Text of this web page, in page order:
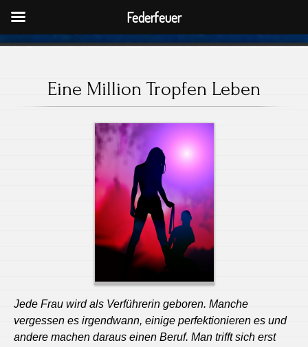
Eine Million Tropfen Leben
Jede Frau wird als Verführerin geboren. Manche
vergessen es irgendwann, einige perfektionieren es und
andere machen daraus einen Beruf. Man trifft sich erst
Federfeuer